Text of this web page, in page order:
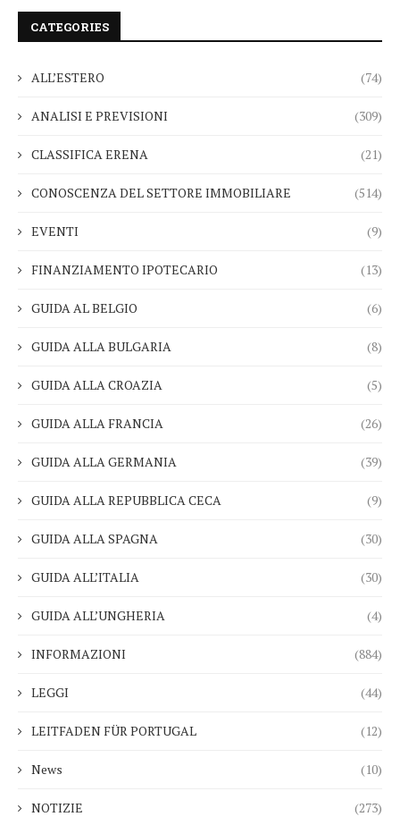
CATEGORIES
ALL’ESTERO (74)
ANALISI E PREVISIONI (309)
CLASSIFICA ERENA (21)
CONOSCENZA DEL SETTORE IMMOBILIARE (514)
EVENTI (9)
FINANZIAMENTO IPOTECARIO (13)
GUIDA AL BELGIO (6)
GUIDA ALLA BULGARIA (8)
GUIDA ALLA CROAZIA (5)
GUIDA ALLA FRANCIA (26)
GUIDA ALLA GERMANIA (39)
GUIDA ALLA REPUBBLICA CECA (9)
GUIDA ALLA SPAGNA (30)
GUIDA ALL’ITALIA (30)
GUIDA ALL’UNGHERIA (4)
INFORMAZIONI (884)
LEGGI (44)
LEITFADEN FÜR PORTUGAL (12)
News (10)
NOTIZIE (273)